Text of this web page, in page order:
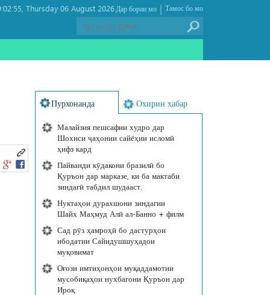
Thursday 06 August 2026 , Тамос бо мо
|
Дар бораи мо
Пурхонанда Охирин хабар
Малайзия пешсафии худро дар
Шохиси ҷаҳонии сайёҳии исломӣ
ҳифз кард
Пайванди кӯдакони бразилӣ бо
Қуръон дар марказе, ки ба мактаби
зиндагӣ табдил шудааст.
Нуктаҳои дурахшони зиндагии
Шайх Маҳмуд Алӣ ал-Банно + филм
Сад рӯз ҳамроҳӣ бо дастурҳои
ибодатии Сайидушшуҳадои
муқовимат
Оғози имтиҳонҳои муқаддамотии
мусобиқаҳои нухбагони Қуръон дар
Ироқ